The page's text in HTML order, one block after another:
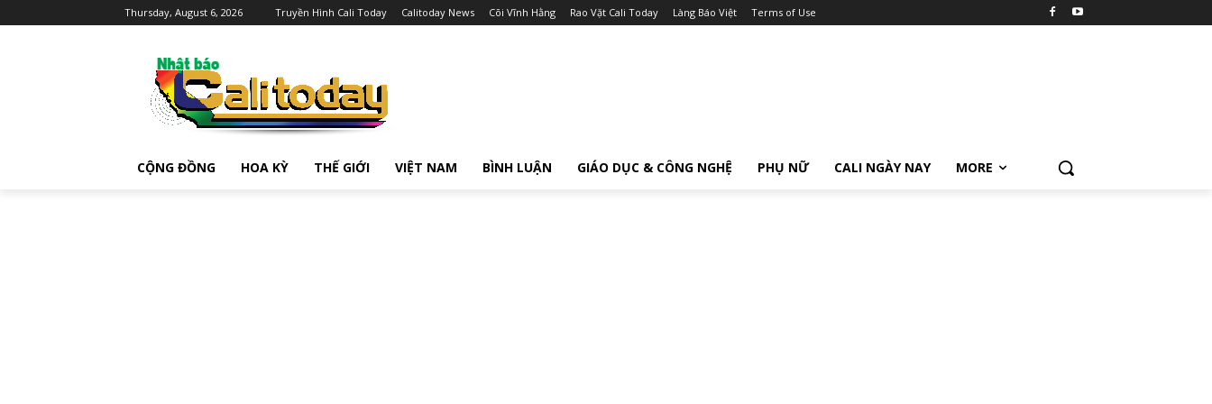
Thursday, August 6, 2026 Truyền Hình Cali Today Calitoday News Cõi Vĩnh Hằng Rao Vặt Cali Today Làng Báo Việt Terms of Use
CỘNG ĐỒNG HOA KỲ THẾ GIỚI VIỆT NAM BÌNH LUẬN GIÁO DỤC & CÔNG NGHỆ PHỤ NỮ CALI NGÀY NAY MORE